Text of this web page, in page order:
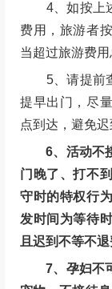
4、如按上述
费用，旅游者
当超过旅游费用
5、请提前查
提早出门，尽
点到达，避免迟
6、活动不
门晚了、打不
守时的特权行
发时间为等待
且迟到不等不退
7、孕妇不